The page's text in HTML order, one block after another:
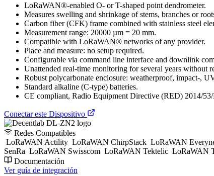
LoRaWAN®-enabled O- or T-shaped point dendrometer.
Measures swelling and shrinkage of stems, branches or
Carbon fiber (CFK) frame combined with stainless steel
Measurement range: 20000 µm = 20 mm.
Compatible with LoRaWAN® networks of any provider.
Place and measure: no setup required.
Configurable via command line interface and downlink
Unattended real-time monitoring for several years without
Robust polycarbonate enclosure: weatherproof, impact-,
Standard alkaline (C-type) batteries.
CE compliant, Radio Equipment Directive (RED) 2014/
Conectar este Dispositivo
Redes Compatibles
LoRaWAN Actility LoRaWAN ChirpStack LoRaWAN
SenRa LoRaWAN Swisscom LoRaWAN Tektelic LoRaWAN
Documentación
Ver guía de integración